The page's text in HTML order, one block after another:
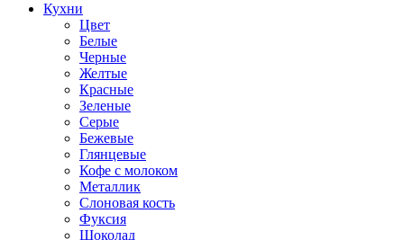
Кухни
Цвет
Белые
Черные
Желтые
Красные
Зеленые
Серые
Бежевые
Глянцевые
Кофе с молоком
Металлик
Слоновая кость
Фуксия
Шоколад